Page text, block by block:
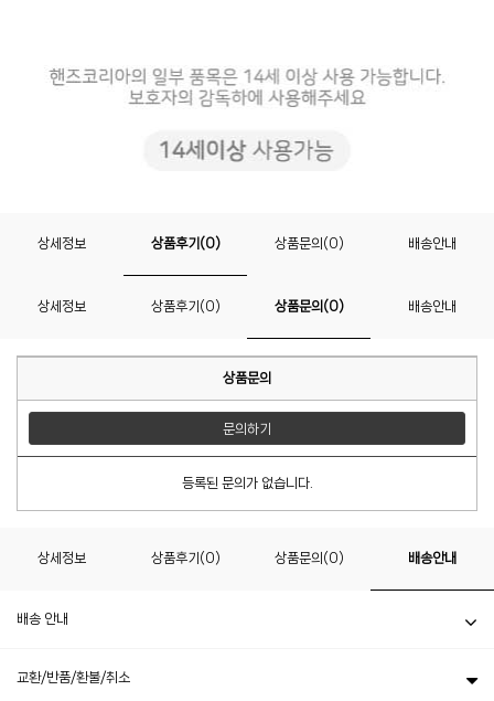
상세정보 상품후기(0) 상품문의(0) 배송안내
상세정보 상품후기(0) 상품문의(0) 배송안내
상품문의
문의하기
등록된 문의가 없습니다.
상세정보 상품후기(0) 상품문의(0) 배송안내
배송 안내
교환/반품/환불/취소